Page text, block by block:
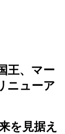
王、マー
ニューア
を見据え